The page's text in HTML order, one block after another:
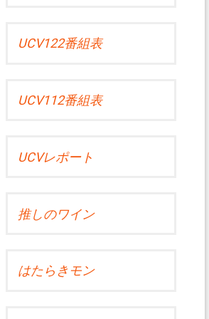
UCV122番組表
UCV112番組表
UCVレポート
推しのワイン
はたらきモン